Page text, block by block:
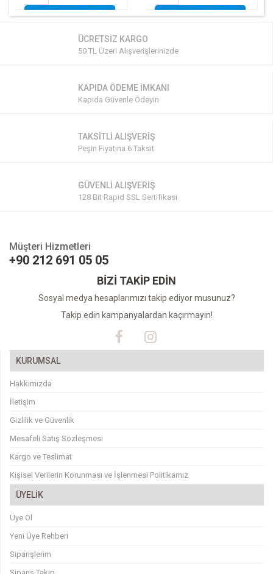
ÜCRETSİZ KARGO
50 TL Üzeri Alışverişlerinizde
KAPIDA ÖDEME İMKANI
Kapıda Güvenle Ödeyin
TAKSİTLİ ALIŞVERİŞ
Peşin Fiyatına 6 Taksit
GÜVENLİ ALIŞVERİŞ
128 Bit Rapid SSL Sertifikası
Müşteri Hizmetleri
+90 212 691 05 05
BİZİ TAKİP EDİN
Sosyal medya hesaplarımızı takip ediyor musunuz?
Takip edin kampanyalardan kaçırmayın!
KURUMSAL
Hakkımızda
İletişim
Gizlilik ve Güvenlik
Mesafeli Satış Sözleşmesi
Kargo ve Teslimat
Kişisel Verilerin Korunması ve İşlenmesi Politikamız
ÜYELİK
Üye Ol
Yeni Üye Rehberi
Siparişlerim